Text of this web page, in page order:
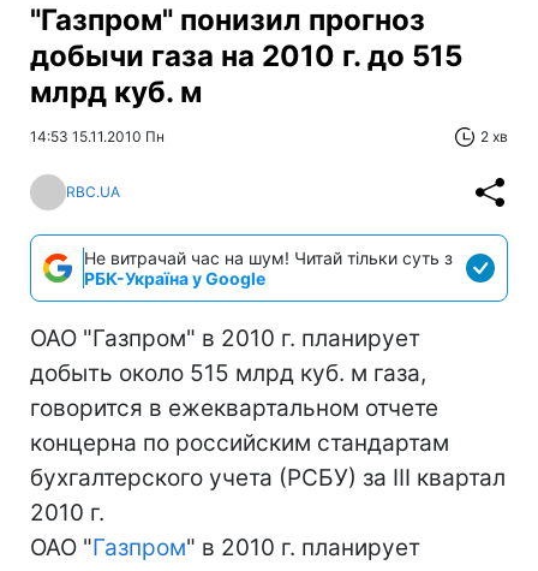
"Газпром" понизил прогноз
добычи газа на 2010 г. до 515
млрд куб. м
14:53 15.11.2010 Пн 2 хв
RBC.UA
Не витрачай час на шум! Читай тільки суть з
РБК-Україна у Google
ОАО "Газпром" в 2010 г. планирует
добыть около 515 млрд куб. м газа,
говорится в ежеквартальном отчете
концерна по российским стандартам
бухгалтерского учета (РСБУ) за III квартал
2010 г.
ОАО "Газпром" в 2010 г. планирует